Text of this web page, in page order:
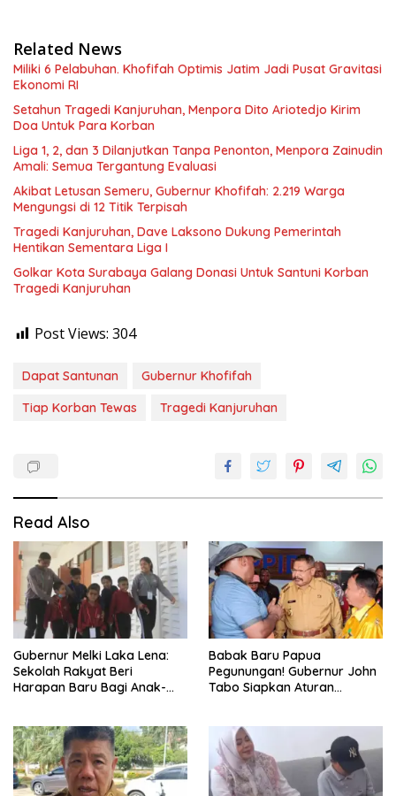
Related News
Miliki 6 Pelabuhan. Khofifah Optimis Jatim Jadi Pusat Gravitasi
Ekonomi RI
Setahun Tragedi Kanjuruhan, Menpora Dito Ariotedjo Kirim
Doa Untuk Para Korban
Liga 1, 2, dan 3 Dilanjutkan Tanpa Penonton, Menpora Zainudin
Amali: Semua Tergantung Evaluasi
Akibat Letusan Semeru, Gubernur Khofifah: 2.219 Warga
Mengungsi di 12 Titik Terpisah
Tragedi Kanjuruhan, Dave Laksono Dukung Pemerintah
Hentikan Sementara Liga I
Golkar Kota Surabaya Galang Donasi Untuk Santuni Korban
Tragedi Kanjuruhan
Post Views: 304
Dapat Santunan
Gubernur Khofifah
Tiap Korban Tewas
Tragedi Kanjuruhan
Read Also
Gubernur Melki Laka Lena:
Sekolah Rakyat Beri
Harapan Baru Bagi Anak-
Babak Baru Papua
Pegunungan! Gubernur John
Tabo Siapkan Aturan